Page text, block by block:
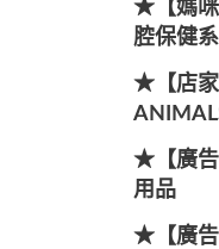
★【媽咪
腔保健系
★【店家
★【廣告
用品
★【廣告